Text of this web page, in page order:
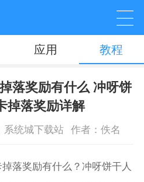
应用 教程
落奖励有什么 冲呀饼
掉落奖励详解
系统城下载站 作者：佚名
奖励有什么？冲呀饼干人